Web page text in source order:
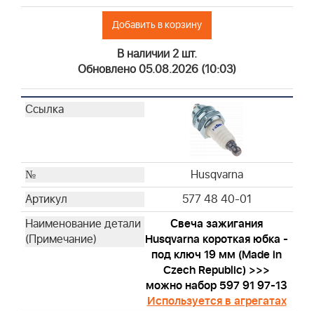
Briggs & Stratton
Briggs & Stratton
Briggs & Stratton
Briggs & Stratton
Briggs & Stratton
Briggs & Stratton
Briggs & Stratton
Briggs & Stratton
Briggs & Stratton
Briggs & Stratton
Briggs & Stratton
Briggs & Stratton
Briggs & Stratton
Briggs & Stratton
Briggs & Stratton
Добавить в корзину
В наличии 2 шт.
Обновлено 05.08.2026 (10:03)
Husqvarna
577 48 40-01
Свеча зажигания
Husqvarna короткая юбка -
под ключ 19 мм (Made in
Czech Republic) >>>
можно набор 597 91 97-13
Используется в агрегатах